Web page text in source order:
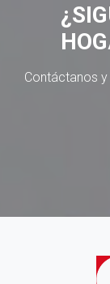
Contáctanos